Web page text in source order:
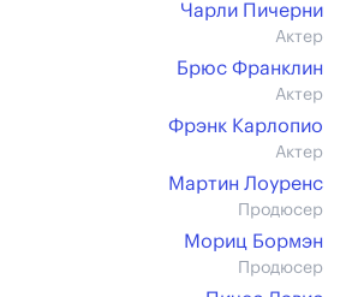
Чарли Пичерни
Актер
Брюс Франклин
Актер
Фрэнк Карлопио
Актер
Мартин Лоуренс
Продюсер
Мориц Бормэн
Продюсер